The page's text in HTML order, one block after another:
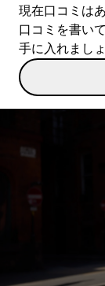
現在口コミは
口コミを書い
手に入れましょ